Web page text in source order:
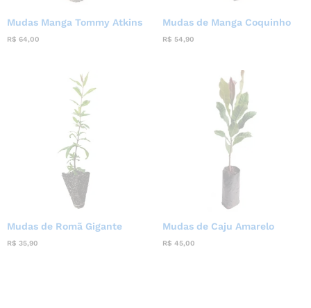
Mudas Manga Tommy Atkins
R$ 64,00
Mudas de Manga Coquinho
R$ 54,90
Mudas de Romã Gigante
R$ 35,90
Mudas de Caju Amarelo
R$ 45,00